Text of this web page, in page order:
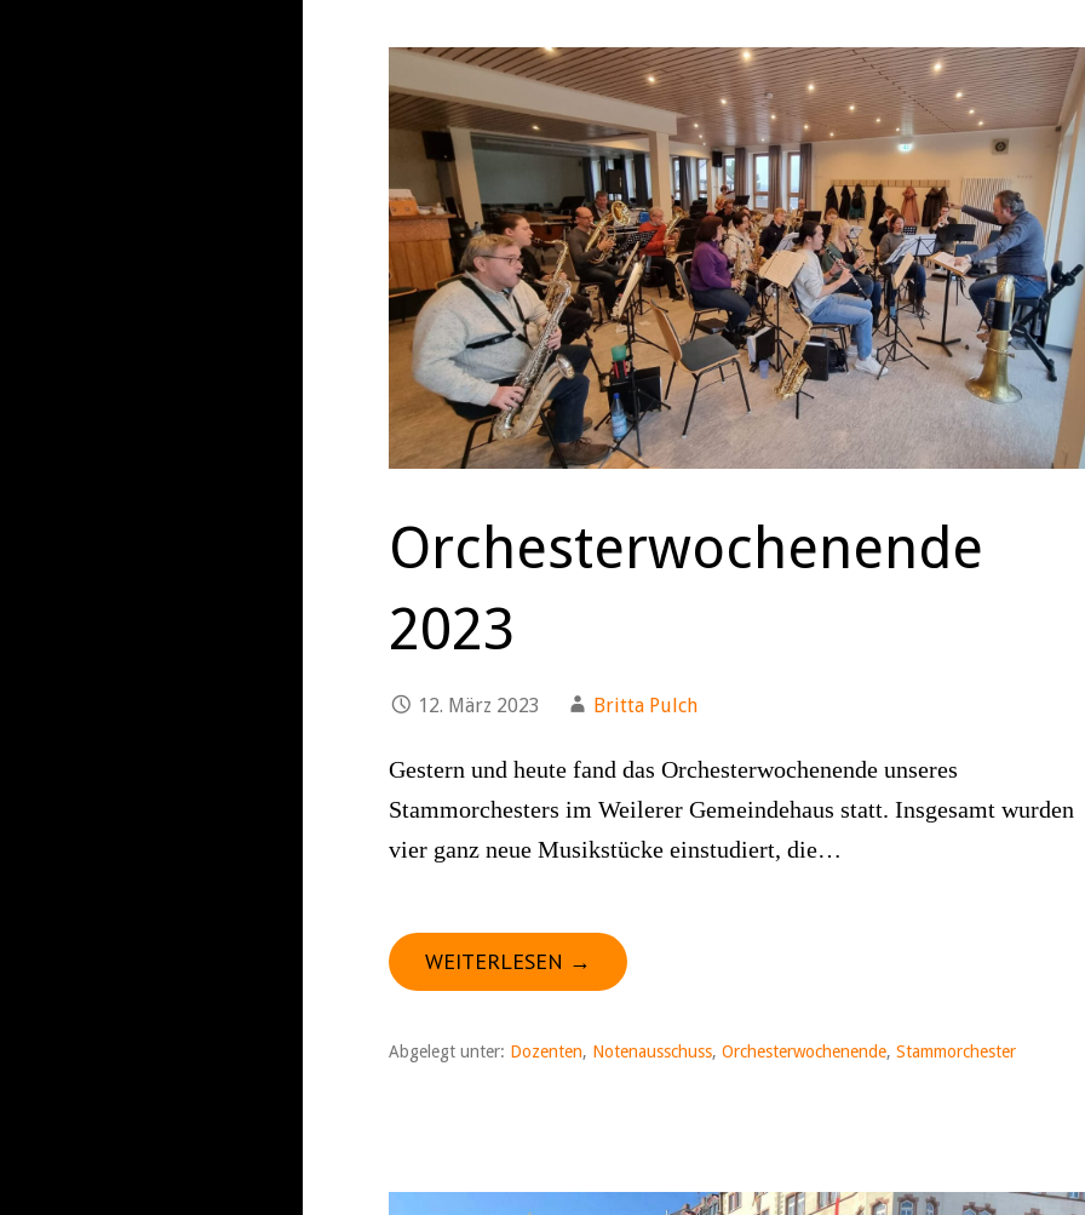
Orchesterwochenende
2023
12. März 2023 Britta Pulch
Gestern und heute fand das Orchesterwochenende unseres
Stammorchesters im Weilerer Gemeindehaus statt. Insgesamt wurden
vier ganz neue Musikstücke einstudiert, die…
WEITERLESEN →
Abgelegt unter: Dozenten, Notenausschuss, Orchesterwochenende, Stammorchester